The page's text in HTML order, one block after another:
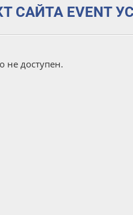
САЙТА EVENT
доступен.